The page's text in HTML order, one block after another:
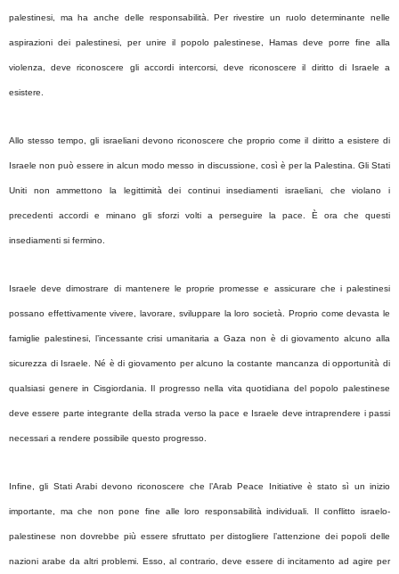
palestinesi, ma ha anche delle responsabilità. Per rivestire un ruolo determinante nelle
aspirazioni dei palestinesi, per unire il popolo palestinese, Hamas deve porre fine alla
violenza, deve riconoscere gli accordi intercorsi, deve riconoscere il diritto di Israele a
esistere.
Allo stesso tempo, gli israeliani devono riconoscere che proprio come il diritto a esistere di
Israele non può essere in alcun modo messo in discussione, così è per la Palestina. Gli Stati
Uniti non ammettono la legittimità dei continui insediamenti israeliani, che violano i
precedenti accordi e minano gli sforzi volti a perseguire la pace. È ora che questi
insediamenti si fermino.
Israele deve dimostrare di mantenere le proprie promesse e assicurare che i palestinesi
possano effettivamente vivere, lavorare, sviluppare la loro società. Proprio come devasta le
famiglie palestinesi, l’incessante crisi umanitaria a Gaza non è di giovamento alcuno alla
sicurezza di Israele. Né è di giovamento per alcuno la costante mancanza di opportunità di
qualsiasi genere in Cisgiordania. Il progresso nella vita quotidiana del popolo palestinese
deve essere parte integrante della strada verso la pace e Israele deve intraprendere i passi
necessari a rendere possibile questo progresso.
Infine, gli Stati Arabi devono riconoscere che l’Arab Peace Initiative è stato sì un inizio
importante, ma che non pone fine alle loro responsabilità individuali. Il conflitto israelo-
palestinese non dovrebbe più essere sfruttato per distogliere l’attenzione dei popoli delle
nazioni arabe da altri problemi. Esso, al contrario, deve essere di incitamento ad agire per